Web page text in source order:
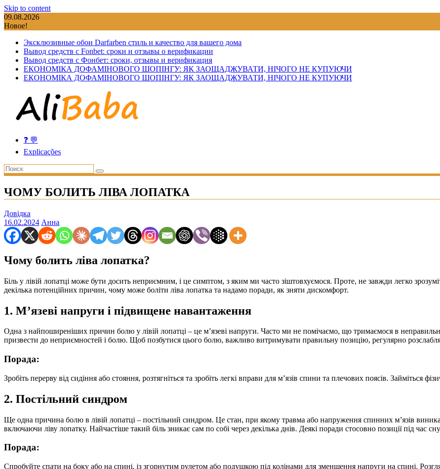
Skip to content
09.08.2026
Новое!
Эксклюзивные обои Darfarben стиль и качество для вашего дома
Вывод средств с Fonbet: сроки и отзывы о верификации
Вывод средств с Фонбет: сроки, отзывы и верификация
ЕКОНОМІКА ДОФАМІНОВОГО ШОПІНГУ: ЯК ЗАОЩАДЖУВАТИ, НІЧОГО НЕ КУПУЮЧИ
ЕКОНОМІКА ДОФАМІНОВОГО ШОПІНГУ: ЯК ЗАОЩАДЖУВАТИ, НІЧОГО НЕ КУПУЮЧИ
❓ 💬
Explicações
ЧОМУ БОЛИТЬ ЛІВА ЛОПАТКА
Довідка
16.02.2024 Анна
Чому болить ліва лопатка?
Біль у лівій лопатці може бути досить неприємним, і це симптом, з яким ми часто зіштовхуємося. Проте, не завжди легко
декілька потенційних причин, чому може боліти ліва лопатка та надамо поради, як зняти дискомфорт.
1. М’язеві напруги і підвищене навантаження
Одна з найпоширеніших причин болю у лівій лопатці – це м’язеві напруги. Часто ми не помічаємо, що тримаємося в
призвести до неприємностей і болю. Щоб позбутися цього болю, важливо витримувати правильну позицію, регулярно
Порада:
Зробіть перерву від сидіння або стояння, розтягніться та зробіть легкі вправи для м’язів спини та плечових поясів.
2. Постільний синдром
Ще одна причина болю в лівій лопатці – постільний синдром. Це стан, при якому травма або напруження спинних м’язів
включаючи ліву лопатку. Найчастіше такий біль зникає сам по собі через декілька днів. Деякі поради стосовно позиції під час
Порада:
Спробуйте спати на боку або на спині, із згорнутим рулетом або подушкою під колінами для зменшення напруги на спині.